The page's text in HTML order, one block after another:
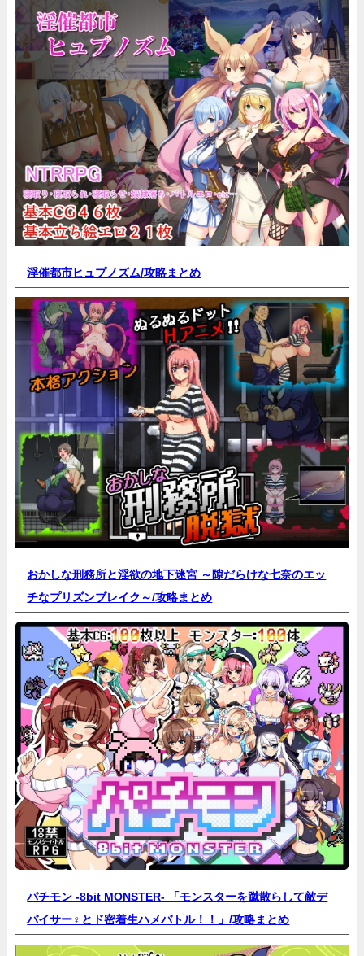
淫催都市ヒュプノズム/攻略まとめ
おかしな刑務所と淫欲の地下迷宮 ～隙だらけな七奈のエッ
チなプリズンブレイク～/攻略まとめ
パチモン -8bit MONSTER- 「モンスターを蹴散らして敵デ
バイサー♀とド密着生ハメバトル！！」/攻略まとめ